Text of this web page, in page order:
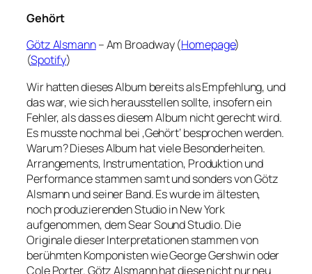
Gehört
Götz Alsmann– Am Broadway (Homepage)
(Spotify)
Wir hatten dieses Album bereits als Empfehlung, und
das war, wie sich herausstellen sollte, insofern ein
Fehler, als dass es diesem Album nicht gerecht wird.
Es musste nochmal bei ‚Gehört‘ besprochen werden.
Warum? Dieses Album hat viele Besonderheiten.
Arrangements, Instrumentation, Produktion und
Performance stammen samt und sonders von Götz
Alsmann und seiner Band. Es wurde im ältesten,
noch produzierenden Studio in New York
aufgenommen, dem Sear Sound Studio. Die
Originale dieser Interpretationen stammen von
berühmten Komponisten wie George Gershwin oder
Cole Porter. Götz Alsmann hat diese nicht nur neu